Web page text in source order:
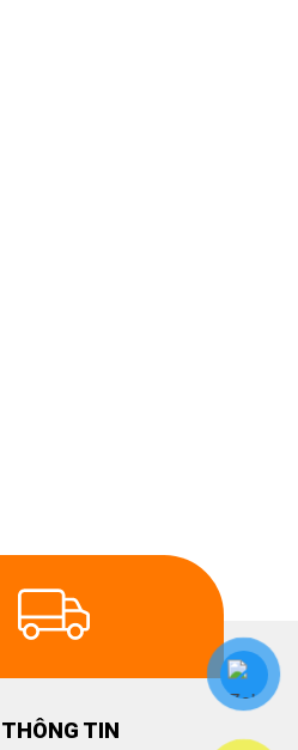
THÔNG TIN